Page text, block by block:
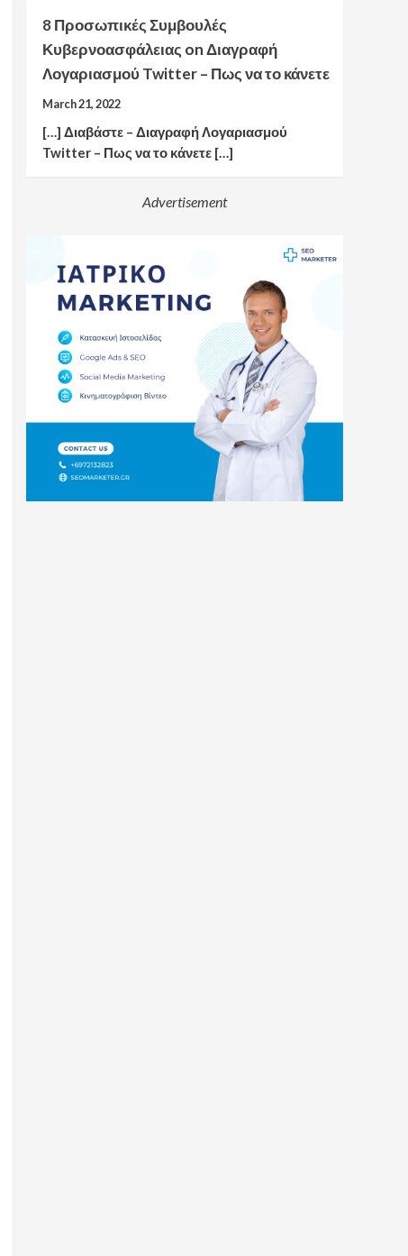
8 Προσωπικές Συμβουλές
Κυβερνοασφάλειας onΔιαγραφή
Λογαριασμού Twitter – Πως να το κάνετε
March 21, 2022
[…] Διαβάστε – Διαγραφή Λογαριασμού
Twitter – Πως να το κάνετε […]
Advertisement